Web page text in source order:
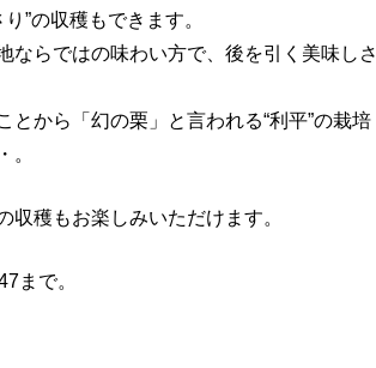
”の収穫もできます。
ならではの味わい方で、後を引く美味しさ
から「幻の栗」と言われる“利平”の栽培
。
穫もお楽しみいただけます。
まで。